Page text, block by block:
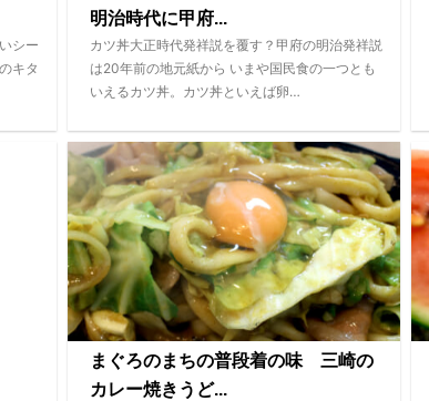
シー
キタ
明治時代に甲府...
カツ丼大正時代発祥説を覆す？甲府の明治発祥説
は20年前の地元紙から いまや国民食の一つとも
いえるカツ丼。カツ丼といえば卵…
まぐろのまちの普段着の味 三崎の
カレー焼きうど...